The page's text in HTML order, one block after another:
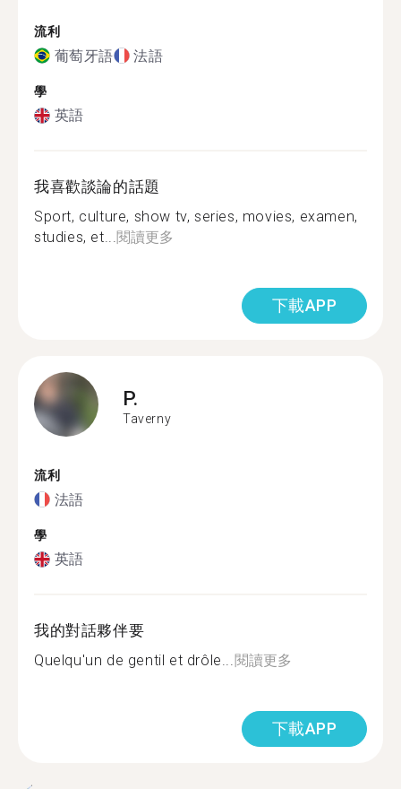
流利
葡萄牙語 法語
學
英語
我喜歡談論的話題
Sport, culture, show tv, series, movies, examen,
studies, et...閱讀更多
下載APP
P.
Taverny
流利
法語
學
英語
我的對話夥伴要
Quelqu'un de gentil et drôle...閱讀更多
下載APP